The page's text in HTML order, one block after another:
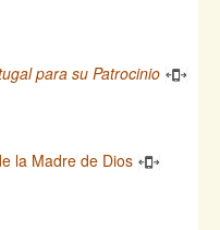
para su Patrocinio
la Madre de Dios